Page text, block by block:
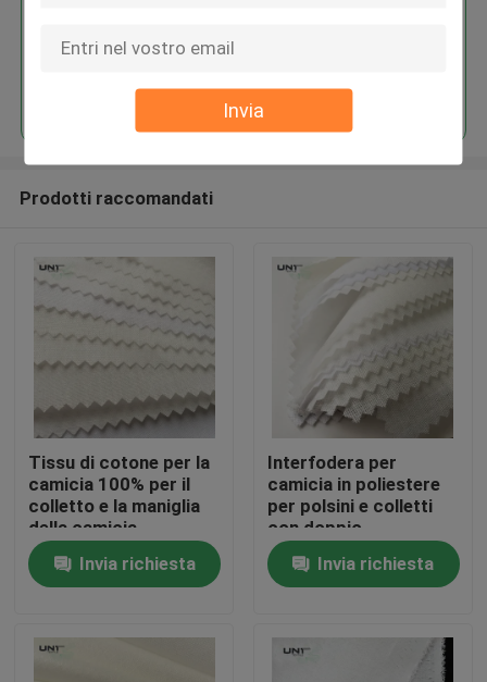
Invia
Casa.
Continua
Prodotti raccomandati
Tissu di cotone per la
camicia 100% per il
colletto e la maniglia
della camicia
Invia richiesta
Interfodera per
camicia in poliestere
per polsini e colletti
con doppio
rivestimento in PA a
pois
Invia richiesta